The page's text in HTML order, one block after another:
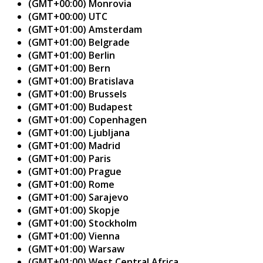
(GMT+00:00) Monrovia
(GMT+00:00) UTC
(GMT+01:00) Amsterdam
(GMT+01:00) Belgrade
(GMT+01:00) Berlin
(GMT+01:00) Bern
(GMT+01:00) Bratislava
(GMT+01:00) Brussels
(GMT+01:00) Budapest
(GMT+01:00) Copenhagen
(GMT+01:00) Ljubljana
(GMT+01:00) Madrid
(GMT+01:00) Paris
(GMT+01:00) Prague
(GMT+01:00) Rome
(GMT+01:00) Sarajevo
(GMT+01:00) Skopje
(GMT+01:00) Stockholm
(GMT+01:00) Vienna
(GMT+01:00) Warsaw